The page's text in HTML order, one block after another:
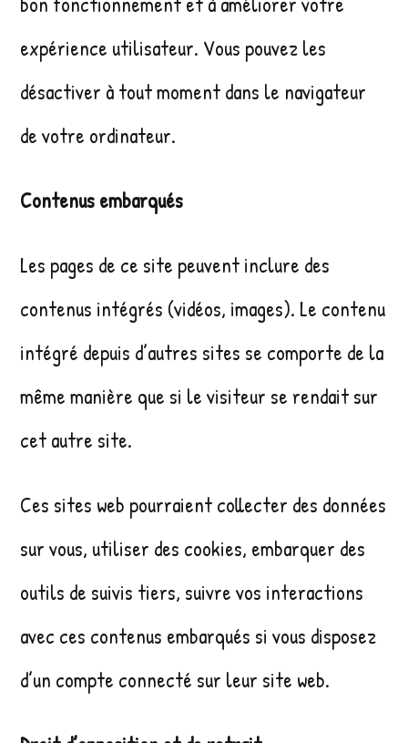
expérience utilisateur. Vous pouvez les
désactiver à tout moment dans le navigateur
de votre ordinateur.
Contenus embarqués
Les pages de ce site peuvent inclure des
contenus intégrés (vidéos, images). Le contenu
intégré depuis d’autres sites se comporte de la
même manière que si le visiteur se rendait sur
cet autre site.
Ces sites web pourraient collecter des données
sur vous, utiliser des cookies, embarquer des
outils de suivis tiers, suivre vos interactions
avec ces contenus embarqués si vous disposez
d’un compte connecté sur leur site web.